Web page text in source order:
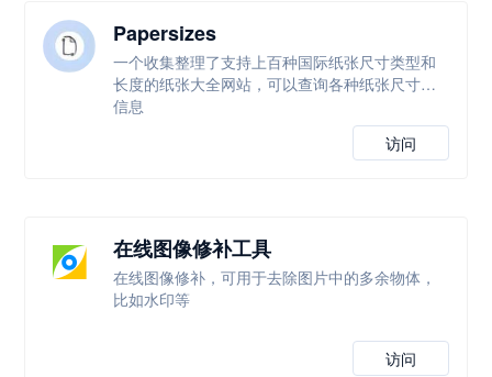
Papersizes
一个收集整理了支持上百种国际纸张尺寸类型和
长度的纸张大全网站，可以查询各种纸张尺寸等
信息
访问
在线图像修补工具
在线图像修补，可用于去除图片中的多余物体，
比如水印等
访问